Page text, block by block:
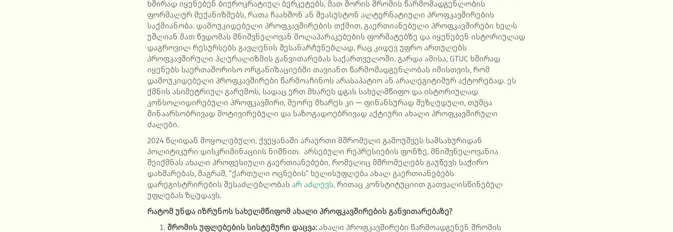
ხშირად იყენებენ ბიუროკრატიულ ბერკეტებს, მათ შორის შრომის წარმომადგენლობის
ფორმალურ მექანიზმებს, რათა ჩაახშონ ან შეასუსტონ ალტერნატიული პროფკავშირების
საქმიანობა. დამოუკიდებელი პროფკავშირების თქმით, გაერთიანებული პროფკავშირები ხელს
უშლიან მათ წვდომას მნიშვნელოვან მოლაპარაკებების ფორმატებზე და იყენებენ ისტორიულად
დაგროვილ რესურსებს გავლენის შესანარჩუნებლად, რაც კიდევ უფრო ართულებს
პროფკავშირული პლურალიზმის განვითარებას საქართველოში. გარდა ამისა, GTUC ხშირად
იყენებს საერთაშორისო ორგანიზაციებში თავიანთ წარმომადგენლობას იმისთვის, რომ
დამოუკიდებელი პროფკავშირები წარმოაჩინოს არასაპატიო ან არალეგიტიმურ აქტორებად. ეს
ქმნის ასიმეტრიულ გარემოს, სადაც ერთ მხარეს დგას სახელმწიფო და ისტორიულად
კონსოლიდირებული პროფკავშირი, მეორე მხარეს კი — ფინანსურად შეზღუდული, თუმცა
შინაარსობრივად მოტივირებული და საზოგადოებრივად აქტიური ახალი პროფკავშირული
ძალები.
2024 წლიდან მოყოლებული, ქვეყანაში არაერთი მშრომელი გამოუშვეს სამსახურიდან
პოლიტიკური დისკრიმინაციის ნიშნით. არსებული რეპრესიების ფონზე, მნიშვნელოვანია
შეიქმნას ახალი პროფესიული გაერთიანებები, რომელიც მშრომელებს გაუწევს საჭირო
დახმარებას, მაგრამ, “ქართული ოცნების“ ხელისუფლება ახალ გაერთიანებებს
დარეგისტრირების შესაძლებლობას არ აძლევს, რითაც კონსტიტუციით გათვალისწინებულ
უფლებას ზღუდავს.
რატომ უნდა იზრუნოს სახელმწიფომ ახალი პროფკავშირების განვითარებაზე?
შრომის უფლებების სისტემური დაცვა: ახალი პროფკავშირები წარმოადგენენ შრომის